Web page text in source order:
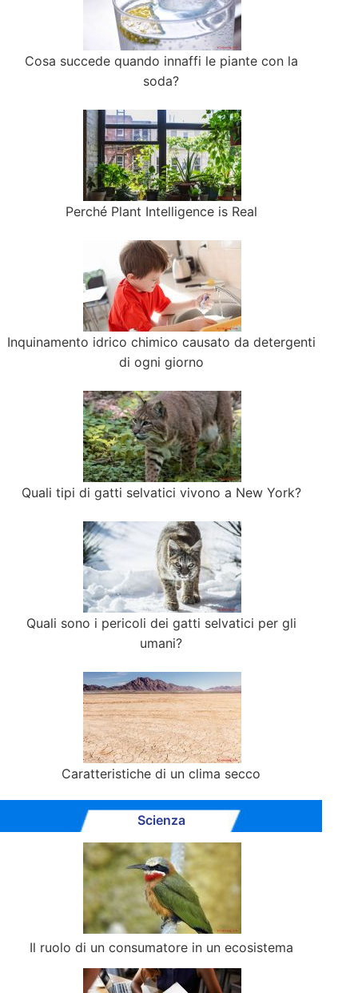
Cosa succede quando innaffi le piante con la
soda?
Perché Plant Intelligence is Real
Inquinamento idrico chimico causato da detergenti
di ogni giorno
Quali tipi di gatti selvatici vivono a New York?
Quali sono i pericoli dei gatti selvatici per gli
umani?
Caratteristiche di un clima secco
Scienza
Il ruolo di un consumatore in un ecosistema